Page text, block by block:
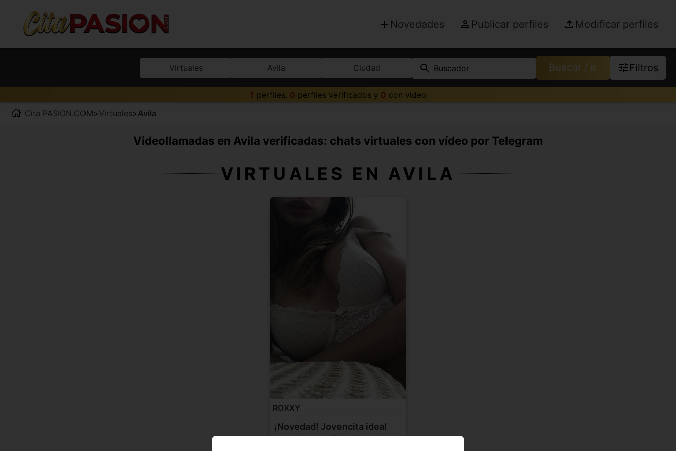
Novedades Publicar perfiles Modificar perfiles
Virtuales Avila Ciudad Buscador Buscar / ir Filtros
1 perfiles, 0 perfiles verificados y 0 con video
Cita PASION.COM>Virtuales>Avila
Videollamadas en Avila verificadas: chats virtuales con vídeo por Telegram
VIRTUALES EN AVILA
ROXXY
¡Novedad! Jovencita ideal
para chats y videollamad...